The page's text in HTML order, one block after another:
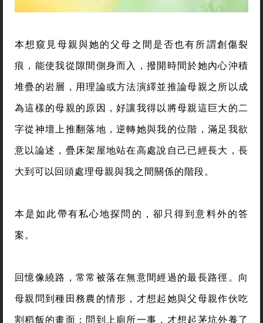
本想窺見母親與她的父母之間是否也有所謂創傷裂
痕，能使我從隙間側身而入，撥開時間於她內心沖積
堆疊的岩層，用理論或方法演繹並推論母親之所以成
為這樣的母親的原因，好讓我得以將母親這巨大的二
字從神壇上推翻落地，逆轉她與我的位階，滿足我欲
意以論述，疊床架屋地站在高處說自己已經長大，長
大到可以回頭處理母親與我之間關係的階段。
本是如此帶有私心地探問的，卻只得到意料外的答
案。
回憶像繞路，常常被落在無意間經過的最長路徑。向
母親問到種田務農的情形，才想起她與父母親作伙吃
割稻飯的畫面；問到上廁所一事，才想起茅坑外養了